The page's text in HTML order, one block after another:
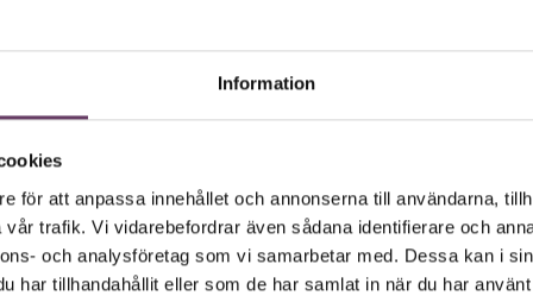
Information
för att anpassa innehållet och annonserna till användarna,
trafik. Vi vidarebefordrar även sådana identifierare och
och analysföretag som vi samarbetar med. Dessa kan i
har tillhandahållit eller som de har samlat in när du har
för beslutet. Komplexa
sätt. ”Som man frågar får
en tydlig bild av vad som ska